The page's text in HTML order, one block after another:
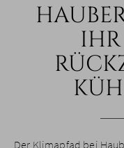
Der Klimapfad bei